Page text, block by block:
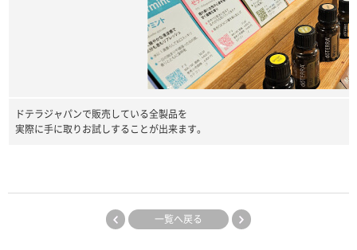
ドテラジャパンで販売している全製品を
実際に手に取りお試しすることが出来ます。
一覧へ戻る